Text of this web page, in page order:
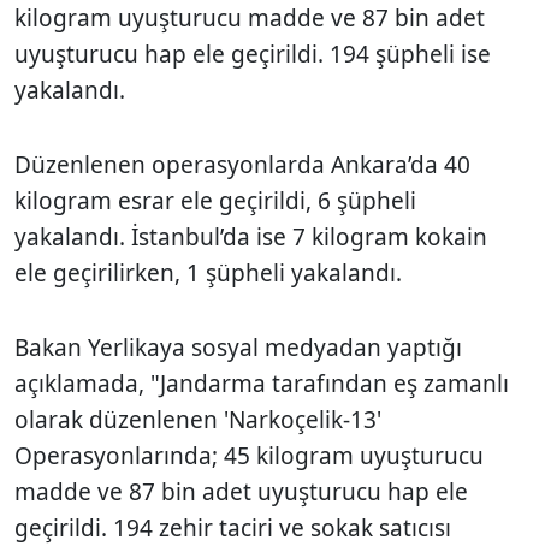
kilogram uyuşturucu madde ve 87 bin adet
uyuşturucu hap ele geçirildi. 194 şüpheli ise
yakalandı.
Düzenlenen operasyonlarda Ankara’da 40
kilogram esrar ele geçirildi, 6 şüpheli
yakalandı. İstanbul’da ise 7 kilogram kokain
ele geçirilirken, 1 şüpheli yakalandı.
Bakan Yerlikaya sosyal medyadan yaptığı
açıklamada, "Jandarma tarafından eş zamanlı
olarak düzenlenen 'Narkoçelik-13'
Operasyonlarında; 45 kilogram uyuşturucu
madde ve 87 bin adet uyuşturucu hap ele
geçirildi. 194 zehir taciri ve sokak satıcısı